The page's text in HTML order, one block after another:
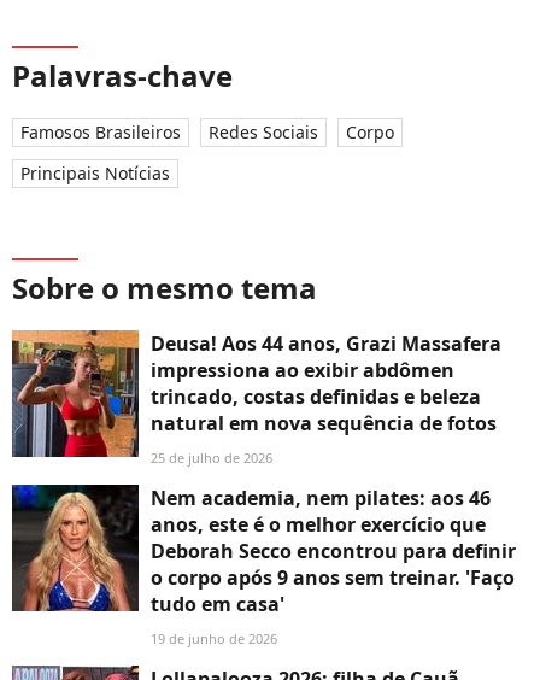
Palavras-chave
Famosos Brasileiros Redes Sociais
Corpo
Principais Notícias
Sobre o mesmo tema
Deusa! Aos 44 anos, Grazi Massafera
impressiona ao exibir abdômen
trincado, costas definidas e beleza
natural em nova sequência de fotos
25 de julho de 2026
Nem academia, nem pilates: aos 46
anos, este é o melhor exercício que
Deborah Secco encontrou para definir
o corpo após 9 anos sem treinar. 'Faço
tudo em casa'
19 de junho de 2026